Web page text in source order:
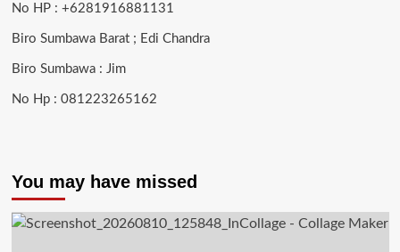
No HP : +6281916881131
Biro Sumbawa Barat ; Edi Chandra
Biro Sumbawa : Jim
No Hp : 081223265162
You may have missed